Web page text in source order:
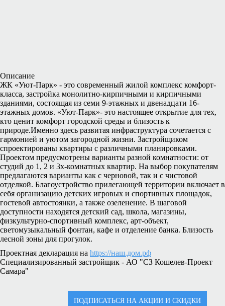
Описание
ЖК «Уют-Парк» - это современный жилой комплекс комфорт-
класса, застройка монолитно-кирпичными и кирпичными
зданиями, состоящая из семи 9-этажных и двенадцати 16-
этажных домов. «Уют-Парк»- это настоящее открытие для тех,
кто ценит комфорт городской среды и близость к
природе.Именно здесь развитая инфраструктура сочетается с
гармонией и уютом загородной жизни. Застройщиком
спроектированы квартиры с различными планировками.
Проектом предусмотрены варианты разной комнатности: от
студий до 1, 2 и 3х-комнатных квартир. На выбор покупателям
предлагаются варианты как с черновой, так и с чистовой
отделкой. Благоустройство прилегающей территории включает в
себя организацию детских игровых и спортивных площадок,
гостевой автостоянки, а также озеленение. В шаговой
доступности находятся детский сад, школа, магазины,
физкультурно-спортивный комплекс, арт-объект,
светомузыкальный фонтан, кафе и отделение банка. Близость
лесной зоны для прогулок.
Проектная декларация на https://наш.дом.рф
Специализированный застройщик - АО "СЗ Кошелев-Проект
Самара"
ПОДПИСАТЬСЯ НА АКЦИИ И СКИДКИ